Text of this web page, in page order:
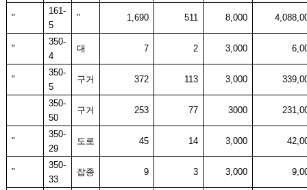
"
161-
5
" 1,690 511 8,000
"
350-
4
대 7 2 3,000
"
350-
5
구거 372 113 3,000
350-
50
구거 253 77 3000
"
350-
29
도로 45 14 3,000
"
350-
33
잡종 9 3 3,000